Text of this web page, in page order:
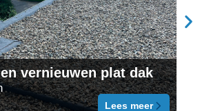
vernieuwen plat dak
Lees meer